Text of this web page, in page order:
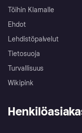
Töihin Klarnalle
Ehdot
Lehdistöpalvelut
Tietosuoja
Turvallisuus
Wikipink